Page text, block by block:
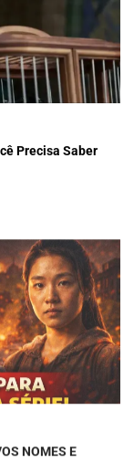
Precisa Saber
NOMES E
CHEGAM PARA